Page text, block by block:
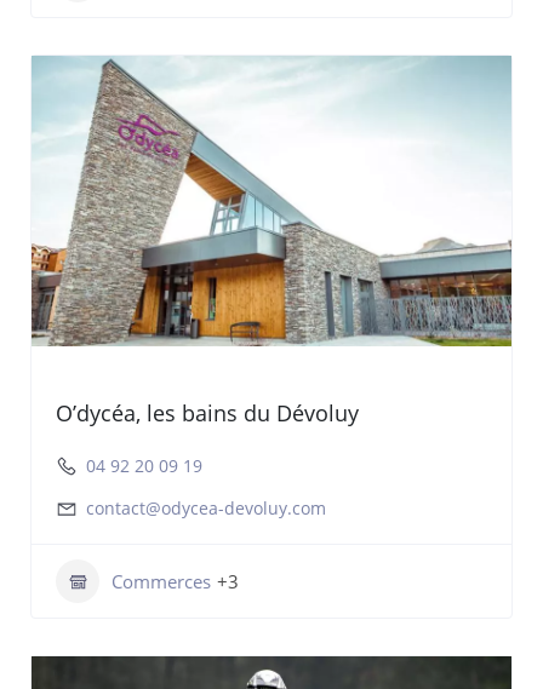
O’dycéa, les bains du Dévoluy
04 92 20 09 19
contact@odycea-devoluy.com
Commerces +3